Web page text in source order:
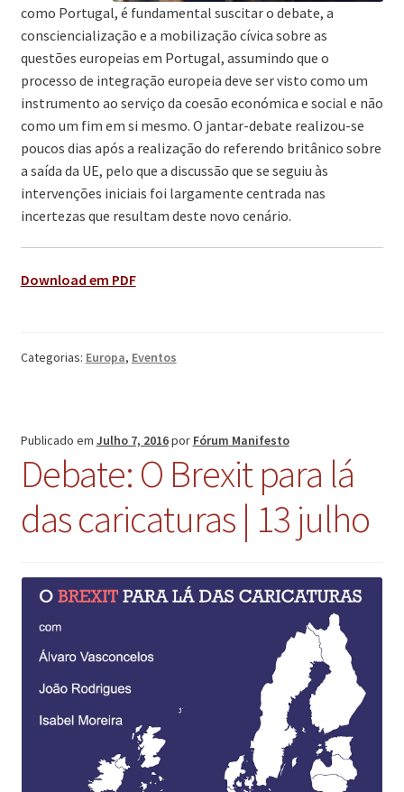
como Portugal, é fundamental suscitar o debate, a
consciencialização e a mobilização cívica sobre as
questões europeias em Portugal, assumindo que o
processo de integração europeia deve ser visto como um
instrumento ao serviço da coesão económica e social e não
como um fim em si mesmo. O jantar-debate realizou-se
poucos dias após a realização do referendo britânico sobre
a saída da UE, pelo que a discussão que se seguiu às
intervenções iniciais foi largamente centrada nas
incertezas que resultam deste novo cenário.
Download em PDF
Categorias: Europa, Eventos
Publicado em Julho 7, 2016por Fórum Manifesto
Debate: O Brexit para lá
das caricaturas | 13 julho